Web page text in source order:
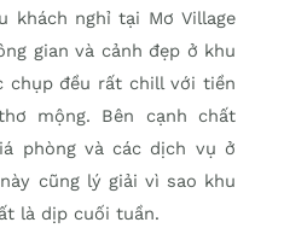
khách nghỉ tại Mơ Village
gian và cảnh đẹp ở khu
chụp đều rất chill với tiền
mộng. Bên cạnh chất
phòng và các dịch vụ ở
cũng lý giải vì sao khu
là dịp cuối tuần.